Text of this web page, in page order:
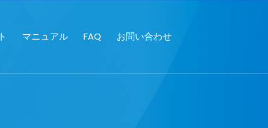
マニュアル FAQ お問い合わせ